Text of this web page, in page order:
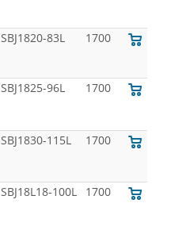
SBJ1820-83L 1700
SBJ1825-96L 1700
SBJ1830-115L 1700
SBJ18L18-100L 1700